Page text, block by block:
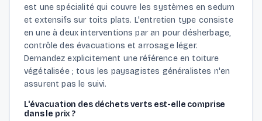
est une spécialité qui couvre les systèmes en sedum
et extensifs sur toits plats. L'entretien type consiste
en une à deux interventions par an pour désherbage,
contrôle des évacuations et arrosage léger.
Demandez explicitement une référence en toiture
végétalisée ; tous les paysagistes généralistes n'en
assurent pas le suivi.
L'évacuation des déchets verts est-elle comprise
dans le prix ?